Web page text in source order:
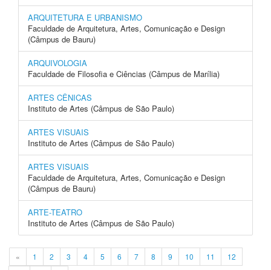
ARQUITETURA E URBANISMO
Faculdade de Arquitetura, Artes, Comunicação e Design
(Câmpus de Bauru)
ARQUIVOLOGIA
Faculdade de Filosofia e Ciências (Câmpus de Marília)
ARTES CÊNICAS
Instituto de Artes (Câmpus de São Paulo)
ARTES VISUAIS
Instituto de Artes (Câmpus de São Paulo)
ARTES VISUAIS
Faculdade de Arquitetura, Artes, Comunicação e Design
(Câmpus de Bauru)
ARTE-TEATRO
Instituto de Artes (Câmpus de São Paulo)
« 1 2 3 4 5 6 7 8 9 10 11
12